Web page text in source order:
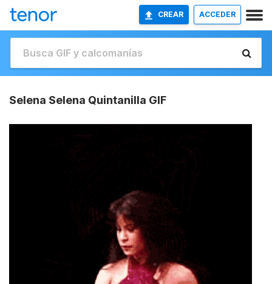
CREAR ACCEDER
Selena Selena Quintanilla GIF